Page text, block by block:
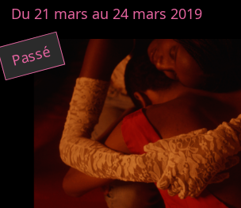
Du 21 mars au 24 mars 2019
Passé